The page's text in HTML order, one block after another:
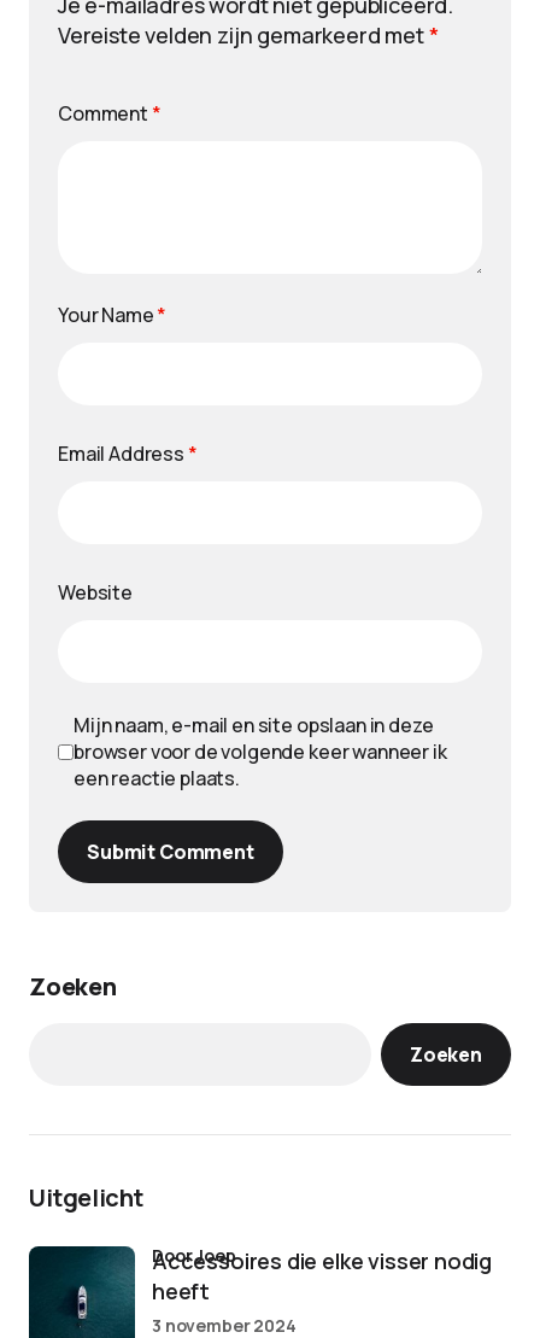
Vereiste velden zijn gemarkeerd met*
Comment *
Your Name*
Email Address *
Website
Mijn naam, e-mail en site opslaan in deze
browser voor de volgende keer wanneer ik
een reactie plaats.
Submit Comment
Zoeken
Zoeken
Uitgelicht
Accessoires die elke visser nodig
heeft
door Joep
3 november 2024